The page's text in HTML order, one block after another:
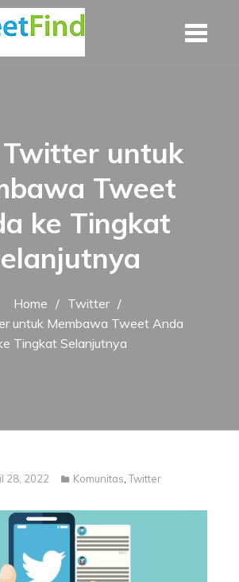
untuk
Tweet
ke Tingkat
Home
Twitter
untuk Membawa Tweet Anda
Tingkat Selanjutnya
28, 2022 Komunitas,Twitter